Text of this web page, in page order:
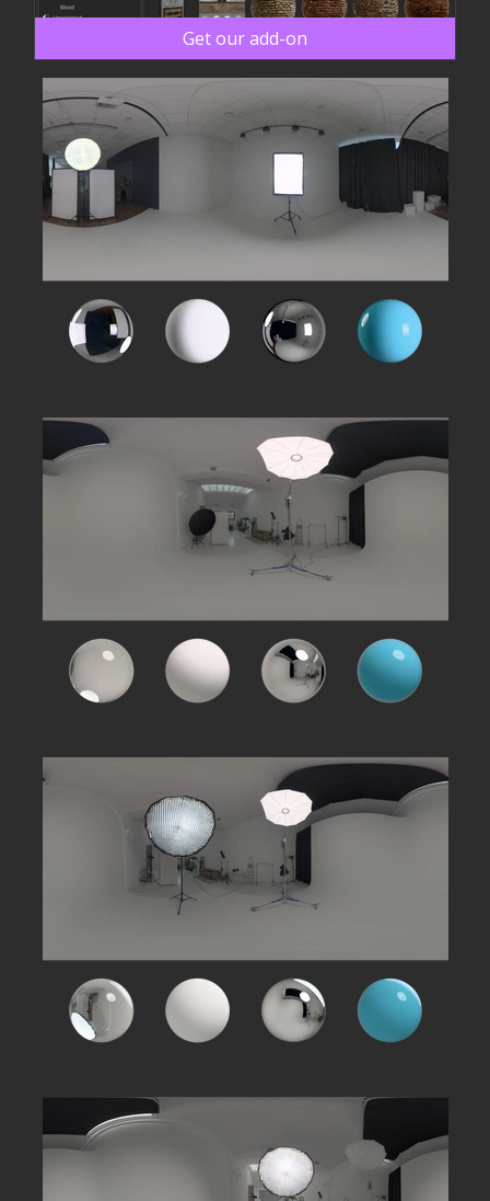
Get our add-on